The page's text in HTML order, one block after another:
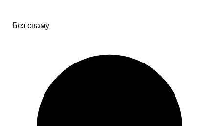
Без спаму